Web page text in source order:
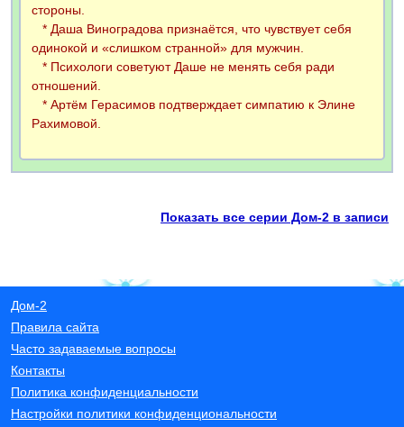
стороны.
* Даша Виноградова признаётся, что чувствует себя
одинокой и «слишком странной» для мужчин.
* Психологи советуют Даше не менять себя ради
отношений.
* Артём Герасимов подтверждает симпатию к Элине
Рахимовой.
Показать все серии Дом-2 в записи
Дом-2
Правила сайта
Часто задаваемые вопросы
Контакты
Политика конфиденциальности
Настройки политики конфиденциональности